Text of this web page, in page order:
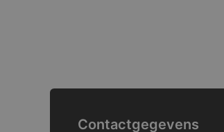
Contactgegevens